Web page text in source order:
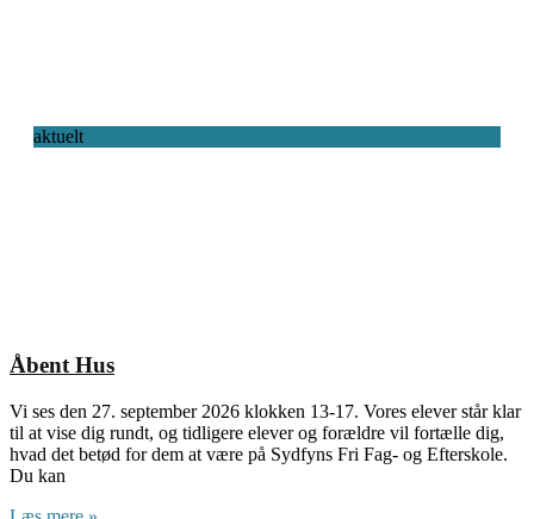
aktuelt
Åbent Hus
Vi ses den 27. september 2026 klokken 13-17. Vores elever står klar
til at vise dig rundt, og tidligere elever og forældre vil fortælle dig,
hvad det betød for dem at være på Sydfyns Fri Fag- og Efterskole.
Du kan